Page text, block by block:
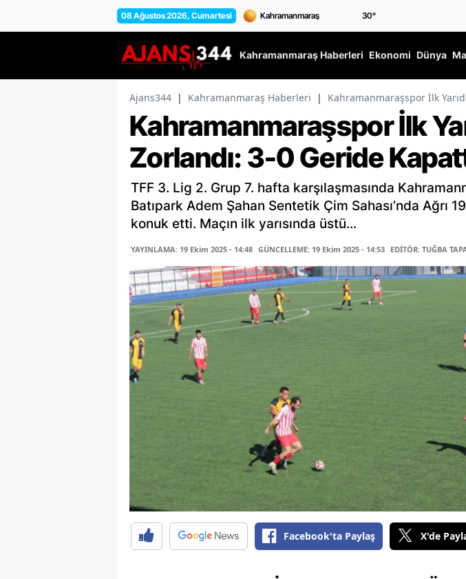
08 Ağustos 2026, Cumartesi 30°
Kahramanmaraş Haberleri Ekonomi Dünya
Ajans344 | Kahramanmaraş Haberleri | Kahramanmaraşspor İlk
Kahramanmaraşspor İlk
Zorlandı: 3-0 Geride
TFF 3. Lig 2. Grup 7. hafta karşılaşmasında
Batıpark Adem Şahan Sentetik Çim Sahası’nda Ağrı
konuk etti. Maçın ilk yarısında üstü...
YAYINLAMA: 19 Ekim 2025 - 14:48 GÜNCELLEME: 19 Ekim 2025 - 14:53 EDİTÖR: TUĞBA
Facebook'ta Paylaş X'de